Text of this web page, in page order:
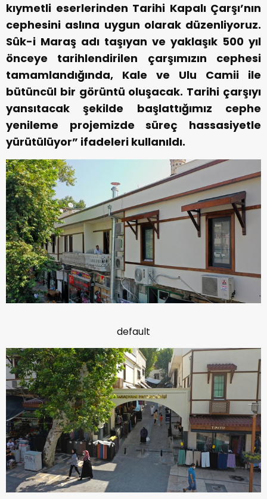
kıymetli eserlerinden Tarihi Kapalı Çarşı’nın
cephesini aslına uygun olarak düzenliyoruz.
Sûk-i Maraş adı taşıyan ve yaklaşık 500 yıl
önceye tarihlendirilen çarşımızın cephesi
tamamlandığında, Kale ve Ulu Camii ile
bütüncül bir görüntü oluşacak. Tarihi çarşıyı
yansıtacak şekilde başlattığımız cephe
yenileme projemizde süreç hassasiyetle
yürütülüyor” ifadeleri kullanıldı.
default